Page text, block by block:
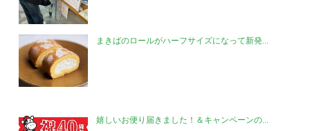
まきばのロールがハーフサイズになって新発...
嬉しいお便り届きました！＆キャンペーンの...